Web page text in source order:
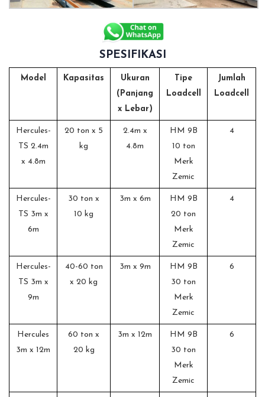
SPESIFIKASI
Model Kapasitas
Ukuran
(Panjang
x Lebar)
Tipe
Loadcell
Jumlah
Loadcell
Hercules-
TS 2.4m
x 4.8m
20 ton x 5
kg
2.4m x
4.8m
HM 9B
10 ton
Merk
Zemic
4
Hercules-
TS 3m x
6m
30 ton x
10 kg
3m x 6m
HM 9B
20 ton
Merk
Zemic
4
Hercules-
TS 3m x
9m
40-60 ton
x 20 kg
3m x 9m
HM 9B
30 ton
Merk
Zemic
6
Hercules
3m x 12m
60 ton x
20 kg
3m x 12m
HM 9B
30 ton
Merk
Zemic
6